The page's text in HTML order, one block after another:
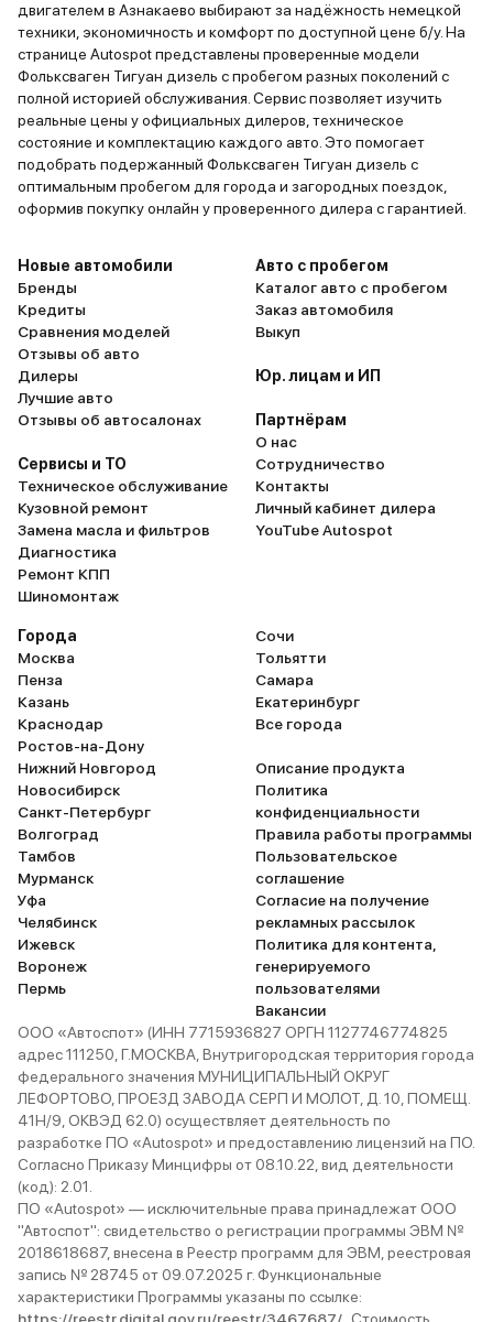
двигателем в Азнакаево выбирают за надёжность немецкой
техники, экономичность и комфорт по доступной цене б/у. На
странице Autospot представлены проверенные модели
Фольксваген Тигуан дизель с пробегом разных поколений с
полной историей обслуживания. Сервис позволяет изучить
реальные цены у официальных дилеров, техническое
состояние и комплектацию каждого авто. Это помогает
подобрать подержанный Фольксваген Тигуан дизель с
оптимальным пробегом для города и загородных поездок,
оформив покупку онлайн у проверенного дилера с гарантией.
Новые автомобили
Бренды
Кредиты
Сравнения моделей
Отзывы об авто
Дилеры
Лучшие авто
Отзывы об автосалонах
Сервисы и ТО
Техническое обслуживание
Кузовной ремонт
Замена масла и фильтров
Диагностика
Ремонт КПП
Шиномонтаж
Авто с пробегом
Каталог авто с пробегом
Заказ автомобиля
Выкуп
Юр. лицам и ИП
Партнёрам
О нас
Сотрудничество
Контакты
Личный кабинет дилера
YouTube Autospot
Города
Москва
Пенза
Казань
Краснодар
Ростов-на-Дону
Нижний Новгород
Новосибирск
Санкт-Петербург
Волгоград
Тамбов
Мурманск
Уфа
Челябинск
Ижевск
Воронеж
Пермь
Сочи
Тольятти
Самара
Екатеринбург
Все города
Описание продукта
Политика
конфиденциальности
Правила работы программы
Пользовательское
соглашение
Согласие на получение
рекламных рассылок
Политика для контента,
генерируемого
пользователями
Вакансии
ООО «Автоспот» (ИНН 7715936827 ОРГН 1127746774825
адрес 111250, Г.МОСКВА, Внутригородская территория города
федерального значения МУНИЦИПАЛЬНЫЙ ОКРУГ
ЛЕФОРТОВО, ПРОЕЗД ЗАВОДА СЕРП И МОЛОТ, Д. 10, ПОМЕЩ.
41Н/9, ОКВЭД 62.0) осуществляет деятельность по
разработке ПО «Autospot» и предоставлению лицензий на ПО.
Согласно Приказу Минцифры от 08.10.22, вид деятельности
(код): 2.01.
ПО «Autospot» — исключительные права принадлежат ООО
"Автоспот": свидетельство о регистрации программы ЭВМ №
2018618687, внесена в Реестр программ для ЭВМ, реестровая
запись № 28745 от 09.07.2025 г. Функциональные
характеристики Программы указаны по ссылке: